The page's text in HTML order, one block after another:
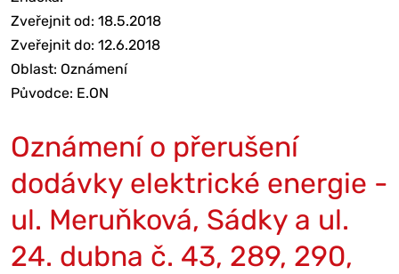
Zveřejnit od: 18.5.2018
Zveřejnit do: 12.6.2018
Oblast: Oznámení
Původce: E.ON
Oznámení o přerušení
dodávky elektrické energie -
ul. Meruňková, Sádky a ul.
24. dubna č. 43, 289, 290,